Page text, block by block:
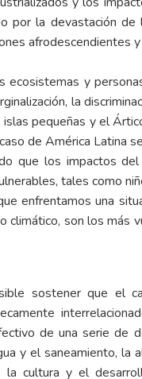
por la devastación de
afrodescendientes
ecosistemas y
la
pequeñas y el
de América Latina
que los impactos
tales como
enfrentamos una
climático, son los más
sostener que el
de una serie de
y el saneamiento, la
la cultura y el